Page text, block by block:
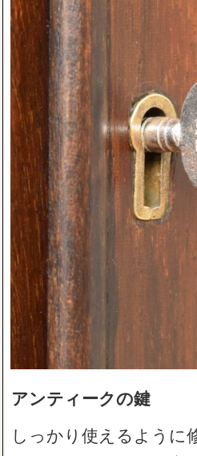
アンティークの鍵
しっかり使えるように